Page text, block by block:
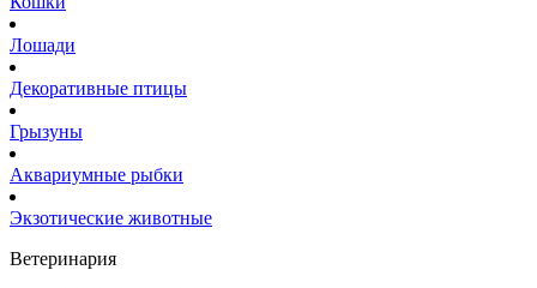
Лошади
Декоративные птицы
Грызуны
Аквариумные рыбки
Экзотические животные
Ветеринария